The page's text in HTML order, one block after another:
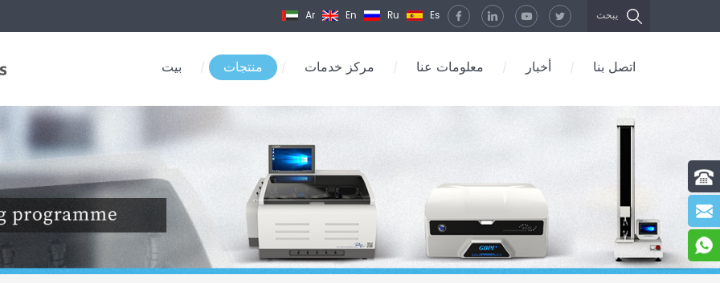
يبحث Ar En Ru Es
بيت / منتجات / مركز خدمات / معلومات عنا / أخبار / اتصل بنا